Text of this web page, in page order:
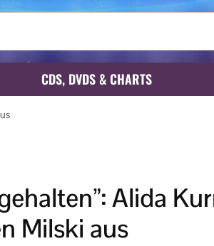
CDS, DVDS & CHARTS
Alida
Milski aus